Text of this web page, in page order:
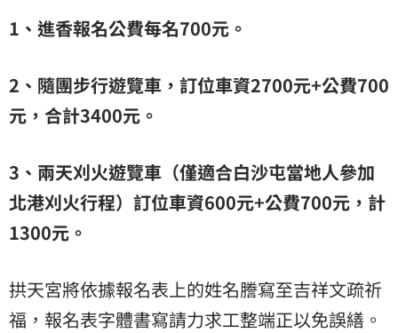
1、進香報名公費每名700元。
2、隨團步行遊覽車，訂位車資2700元+公費700
元，合計3400元。
3、兩天刈火遊覽車（僅適合白沙屯當地人參加
北港刈火行程）訂位車資600元+公費700元，計
1300元。
拱天宮將依據報名表上的姓名謄寫至吉祥文疏祈
福，報名表字體書寫請力求工整端正以免誤繕。